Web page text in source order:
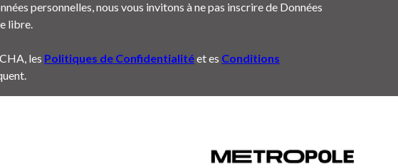
personnelles, nous vous invitons à ne pas inscrire de Données
libre.
les Politiques de Confidentialitéet es Conditions